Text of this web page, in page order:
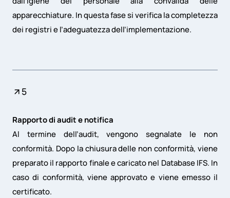
apparecchiature. In questa fase si verifica la completezza
dei registri e l’adeguatezza dell’implementazione.
5
Rapporto di audit e notifica
Al termine dell’audit, vengono segnalate le non
conformità. Dopo la chiusura delle non conformità, viene
preparato il rapporto finale e caricato nel Database IFS. In
caso di conformità, viene approvato e viene emesso il
certificato.